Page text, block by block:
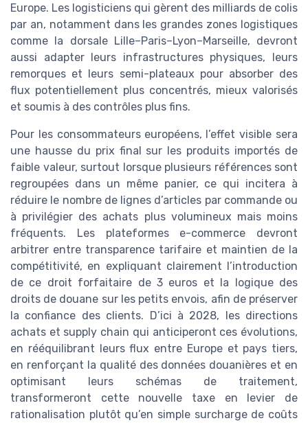
Europe. Les logisticiens qui gèrent des milliards de colis
par an, notamment dans les grandes zones logistiques
comme la dorsale Lille–Paris–Lyon–Marseille, devront
aussi adapter leurs infrastructures physiques, leurs
remorques et leurs semi-plateaux pour absorber des
flux potentiellement plus concentrés, mieux valorisés
et soumis à des contrôles plus fins.
Pour les consommateurs européens, l’effet visible sera
une hausse du prix final sur les produits importés de
faible valeur, surtout lorsque plusieurs références sont
regroupées dans un même panier, ce qui incitera à
réduire le nombre de lignes d’articles par commande ou
à privilégier des achats plus volumineux mais moins
fréquents. Les plateformes e-commerce devront
arbitrer entre transparence tarifaire et maintien de la
compétitivité, en expliquant clairement l’introduction
de ce droit forfaitaire de 3 euros et la logique des
droits de douane sur les petits envois, afin de préserver
la confiance des clients. D’ici à 2028, les directions
achats et supply chain qui anticiperont ces évolutions,
en rééquilibrant leurs flux entre Europe et pays tiers,
en renforçant la qualité des données douanières et en
optimisant leurs schémas de traitement,
transformeront cette nouvelle taxe en levier de
rationalisation plutôt qu’en simple surcharge de coûts